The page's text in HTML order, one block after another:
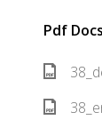
Pdf Docs